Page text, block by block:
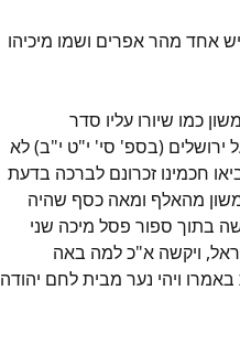
אחד מהר אפרים ושמו מיכיהו
כמו שיורו עליו סדר
ירושלים (בספ' סי' י"ט י"ב) לא
חכמינו זכרונם לברכה בדעת
מהאלף ומאה כסף שהיה
בתוך ספור פסל מיכה שני
ויקשה א"כ למה באה
ויהי נער מבית לחם יהודה